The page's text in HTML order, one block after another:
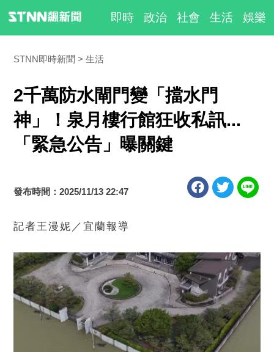
即時 政治 社會 生活 娛樂
STNN即時新聞 生活
2千萬防水閘門變「擋水門
神」！泉月樓行館狂收私訊...
「緊急公告」曝關鍵
發布時間：2025/11/13 22:47
記者王漫妮／宜蘭報導